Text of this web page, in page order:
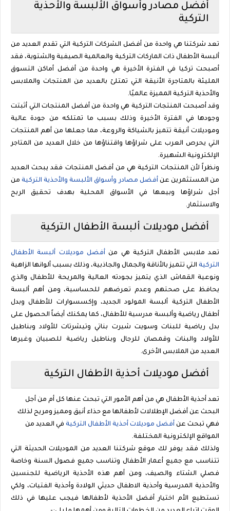
أفضل مصادر وأسواق الألبسة والأحذية
التركية
تعد شركتنا هي واحدة من أفضل الشركات التركية التي تقدم العديد من
ألبسة الأطفال ذات الماركات التركية والعالمية الصيفية والشتوية، فقد
أصبحت تركيا في الفترة الأخيرة هي واحدة من أفضل أماكن التسوق
المليئة بالمتاجرة الأنيقة التي تمتلئ بالعديد من المنتجات والملابس
والأحذية التركية المميزة عالميًا.
وقد أصبحت المنتجات التركية هي واحدة من أفضل المنتجات التي أثبتت
وجودها في الفترة الأخيرة وذلك بسبب ما تمتلكه من جودة عالية
وموديلات أنيقة تتميز بالشياكة والروعة، مما جعلها من أهم المنتجات
التي يحرص العرب على شراؤها واقتناؤها من خلال العديد من المتاجر
الإلكترونية الشهيرة.
ونظراً لأن المنتجات التركية هي من أفضل المنتجات فقد يبحث العديد
من المستثمرين عن أفضل مصادر وأسواق الألبسة والأحذية التركية من
أجل شراؤها وبيعها في الأسواق المحلية بهدف تحقيق الربح
والاستثمار.
أفضل موديلات ألبسة الأطفال التركية
تعد ملابس الأطفال التركية هي من أفضل موديلات ألبسة الأطفال
التركية التي تتميز بالأناقة والجمال والجاذبية، وذلك بسبب ألوانها الزاهية
ونوعية القماش الذي يتميز بجودته العالية والمريحة للأطفال والذي
يحافظ على صحتهم وعدم تعرضهم للحساسية، ومن أهم ألبسة
الأطفال التركية ألبسة المولود الجديد، وإكسسوارات للأطفال وبدل
أطفال رياضية وألبسة مدرسية للأطفال، كما يمكنك أيضاً الحصول على
بدل رياضية للبنات وسويت شيرت بناتي وتيشرتات للأولاد وبناطيل
للأولاد والبنات وقمصان للرجال وبناطيل رياضية للصبيان وغيرها
العديد من الملابس الأخرى.
أفضل موديلات أحذية الأطفال التركية
تعد أحذية الأطفال هي من أهم الأمور التي تبحث عنها كل أم من أجل
البحث عن أفضل الإطلالات لأطفالها مع حذاء أنيق ومميز ومريح لذلك
فهي تبحث عن أفضل موديلات أحذية الأطفال التركية في العديد من
المواقع الإلكترونية المختلفة.
ولذلك فقد يوفر لك موقع شركتنا العديد من الموديلات الحديثة التي
تتناسب مع جميع أعمار الأطفال وتناسب جميع فصول السنة وخاصة
فصلي الشتاء والصيف، ومن أهم هذه الأحذية الرياضية للجنسين
والأحذية المدرسية وأحذية الاطفال حديثي الولادة وأحذية الفتيات، ولكي
تستطيع الأم اختيار أفضل الأحذية لأطفالها فيجب عليها في ذلك